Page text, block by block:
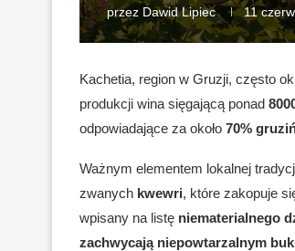
przez Dawid Lipiec 11
Kachetia, region w Gruzji, często
produkcji wina sięgającą ponad
odpowiadające za około 70%
Ważnym elementem lokalnej
zwanych kwewri, które zakopuje
wpisany na listę niematerialnego
zachwycają niepowtarzalnym